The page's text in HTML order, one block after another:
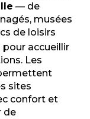
— de
musées
de loisirs
pour accueillir
Les
sites
confort et
de